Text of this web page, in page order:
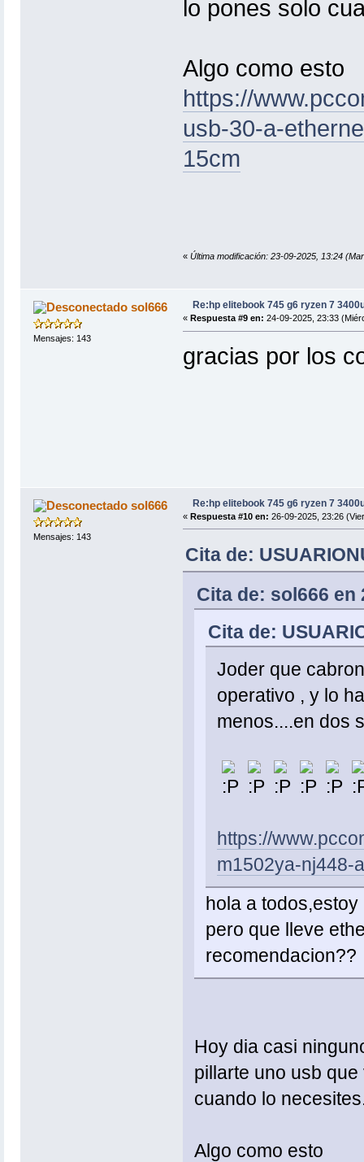
lo pones solo
Algo como esto
https://
usb-30-a-
15cm
« Última modificación: 23-09-2025, 13:24
sol666
Mensajes: 143
Re:hp elitebook 745 g6 ryzen 7
« Respuesta #9 en: 24-09-2025, 23:33
gracias por los
sol666
Mensajes: 143
Re:hp elitebook 745 g6 ryzen 7
« Respuesta #10 en: 26-09-2025, 23:26
Cita de:
Cita de: sol666 en
Cita de:
Joder que
operativo , y lo
menos....en dos
https://
m1502ya-nj448-
hola a
pero que lleve
recomendacion??
Hoy dia casi
pillarte uno usb
cuando lo
Algo como esto